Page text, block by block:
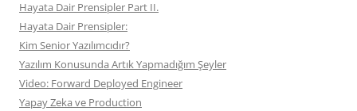
Hayata Dair Prensipler Part II.
Hayata Dair Prensipler:
Kim Senior Yazılımcıdır?
Yazılım Konusunda Artık Yapmadığım Şeyler
Video: Forward Deployed Engineer
Yapay Zeka ve Production